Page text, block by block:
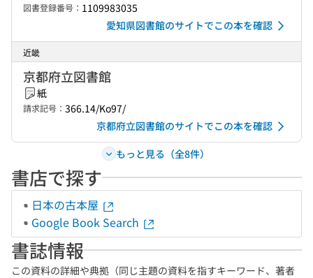
図書登録番号： 1109983035
愛知県図書館のサイトでこの本を確認
近畿
京都府立図書館
紙
請求記号： 366.14/Ko97/
京都府立図書館のサイトでこの本を確認
もっと見る（全8件）
書店で探す
日本の古本屋
Google Book Search
書誌情報
この資料の詳細や典拠（同じ主題の資料を指すキーワード、著者